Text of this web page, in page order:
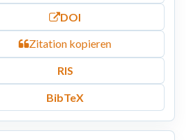
DOI
Zitation kopieren
RIS
BibTeX